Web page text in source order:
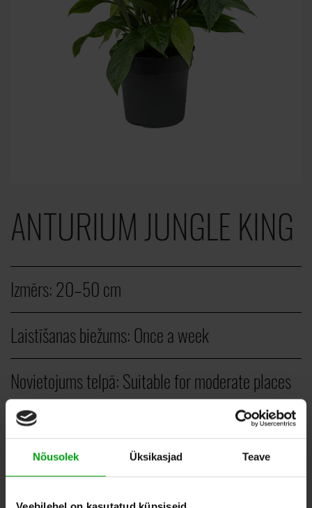
Nõusolek Üksikasjad Teave
ANTURIUM JUNGLE KING
Izmērs:20–50 cm
Laistīšanas biežums:Once a week
Novietojums telpā:Suitable for moderate places
Veids:
PCS.